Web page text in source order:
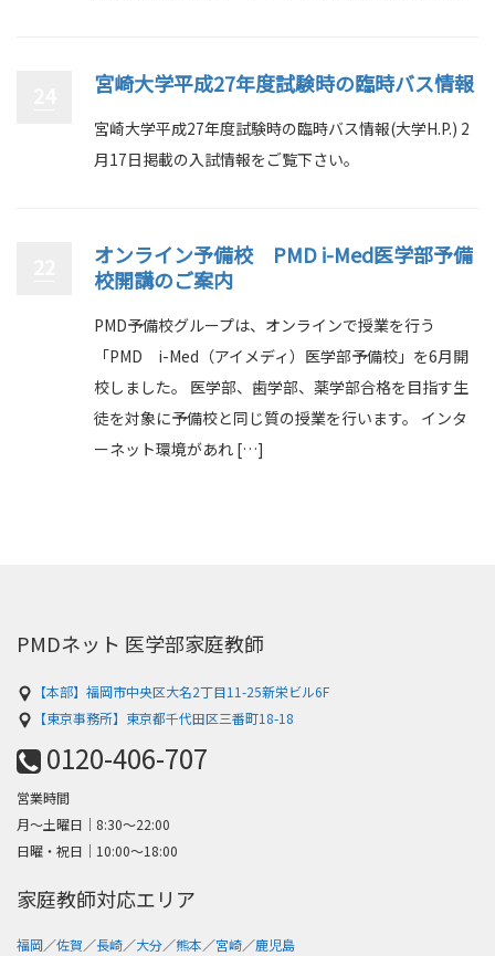
宮崎大学平成27年度試験時の臨時バス情報
宮崎大学平成27年度試験時の臨時バス情報(大学H.P.) 2
月17日掲載の入試情報をご覧下さい。
オンライン予備校 PMD i-Med医学部予備
校開講のご案内
PMD予備校グループは、オンラインで授業を行う
「PMD i-Med（アイメディ）医学部予備校」を6月開
校しました。 医学部、歯学部、薬学部合格を目指す生
徒を対象に予備校と同じ質の授業を行います。 インタ
ーネット環境があれ […]
PMDネット 医学部家庭教師
【本部】福岡市中央区大名2丁目11-25新栄ビル6F
【東京事務所】東京都千代田区三番町18-18
0120-406-707
営業時間
月～土曜日│8:30〜22:00
日曜・祝日│10:00〜18:00
家庭教師対応エリア
福岡／佐賀／長崎／大分／熊本／宮崎／鹿児島